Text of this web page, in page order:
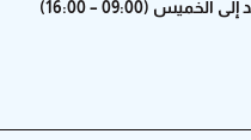
(09:00 – 16:00)